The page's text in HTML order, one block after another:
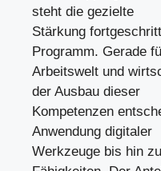
steht die gezielte
Stärkung
Programm. Gerade
Arbeitswelt und
der Ausbau dieser
Kompetenzen
Anwendung digitaler
Werkzeuge bis hin